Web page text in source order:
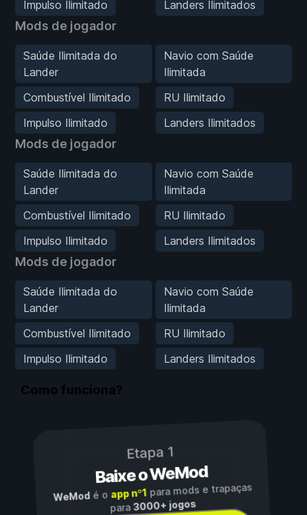
Impulso Ilimitado
Landers Ilimitados
Mods de jogador
Saúde Ilimitada do
Lander
Navio com Saúde
Ilimitada
Combustível Ilimitado
RU Ilimitado
Impulso Ilimitado
Landers Ilimitados
Mods de jogador
Saúde Ilimitada do
Lander
Navio com Saúde
Ilimitada
Combustível Ilimitado
RU Ilimitado
Impulso Ilimitado
Landers Ilimitados
Mods de jogador
Saúde Ilimitada do
Lander
Navio com Saúde
Ilimitada
Combustível Ilimitado
RU Ilimitado
Impulso Ilimitado
Landers Ilimitados
Como funciona?
Etapa 1
Baixe o WeMod
WeModé o app nº1para mods e trapaças
para3000+ jogos